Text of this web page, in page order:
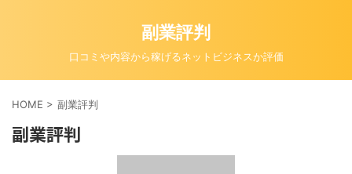
副業評判
口コミや内容から稼げるネットビジネスか評価
HOME > 副業評判
副業評判